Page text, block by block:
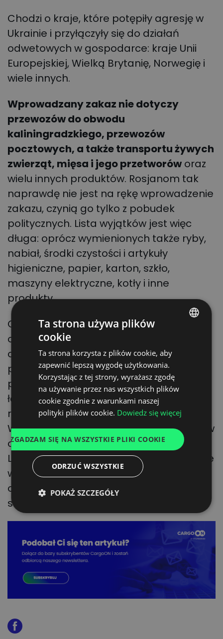
Chodzi o kraje, które potępiły agresję w
Ukrainie i przyłączyły się do działań
odwetowych w gospodarce: kraje Unii
Europejskiej, Wielką Brytanię, Norwegię i
wiele innych.
Wprowadzany zakaz nie dotyczy
przewozów do obwodu
kaliningradzkiego, przewozów
pocztowych, a także transportu żywych
zwierząt, mięsa i jego przetworów oraz
wielu innych produktów. Rosjanom tak
naprawdę nie jest na rękę wprowadzenie
zakazu, czynią go tylko z pobudek
politycznych. Lista wyjątków jest więc
długa: oprócz wymienionych także ryby,
nabiał, środki czystości i artykuły
higieniczne, papier, karton, szkło,
maszyny elektryczne, kotły i inne
produkty.
Objęci zakazem przewoźnicy mają 7 dni
od momentu wejścia w życie uchwały na
opuszczenie terytorium Rosji (czyli do 17
października br.). Po tym czasie
przewoźnicy będą mogli dostarczać
ładunki w wyznaczone przez władze
rosyjskie strefy przeładunkowe.
Wyznaczono je w pobliżu granic z Rosją: w
obwodzie kaliningradzkim, okolicach
Leningradu, w Sankt Petersburgu, a także
w obwodzie murmańskim, pskowskim
oraz w republice Karelii (ta ostatnia
strefa dotyczy granicy z Finlandią).
ENGLISH
UKRAINIAN
FRENCH
Ta strona używa plików
cookie
Ta strona korzysta z plików cookie, aby
zapewnić lepszą wygodę użytkowania.
Korzystając z tej strony, wyrażasz zgodę
na używanie przez nas wszystkich plików
cookie zgodnie z warunkami naszej
polityki plików cookie. Dowiedz się więcej
ZGADZAM SIĘ NA WSZYSTKIE PLIKI COOKIE
ODRZUĆ WSZYSTKIE
POKAŻ SZCZEGÓŁY